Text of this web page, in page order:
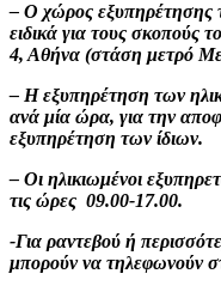
– Ο χώρος εξυπηρέτησης
ειδικά για τους σκοπούς
4, Αθήνα (στάση μετρό
– Η εξυπηρέτηση των
ανά μία ώρα, για την
εξυπηρέτηση των ίδιων.
– Οι ηλικιωμένοι
τις ώρες 09.00-17.00.
-Για ραντεβού ή
μπορούν να τηλεφωνούν